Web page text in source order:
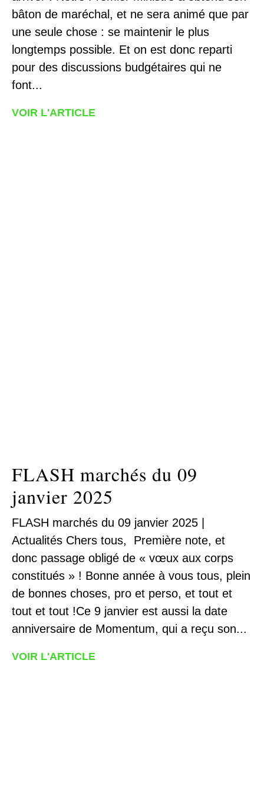
bâton de maréchal, et ne sera animé que par
une seule chose : se maintenir le plus
longtemps possible. Et on est donc reparti
pour des discussions budgétaires qui ne
font...
VOIR L'ARTICLE
FLASH marchés du 09
janvier 2025
FLASH marchés du 09 janvier 2025 |
Actualités Chers tous, Première note, et
donc passage obligé de « vœux aux corps
constitués » ! Bonne année à vous tous, plein
de bonnes choses, pro et perso, et tout et
tout et tout !Ce 9 janvier est aussi la date
anniversaire de Momentum, qui a reçu son...
VOIR L'ARTICLE